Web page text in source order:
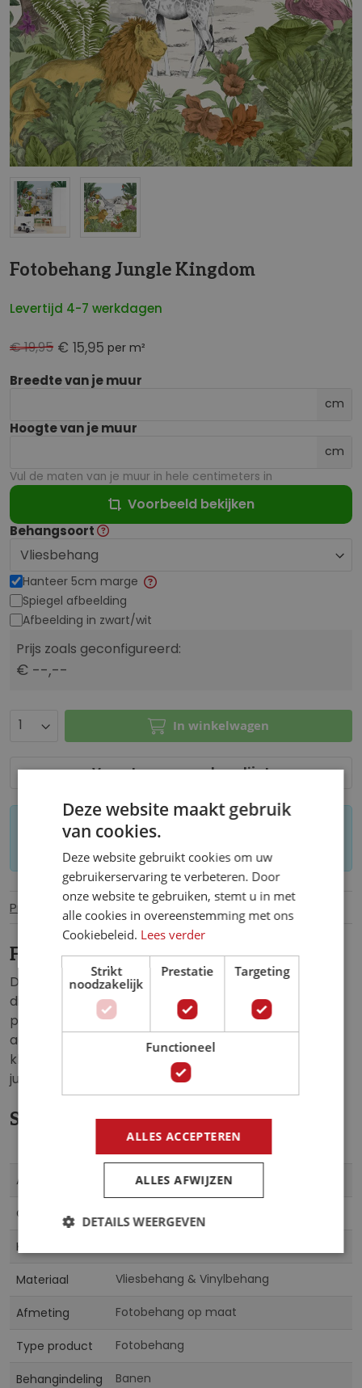
Fotobehang Jungle Kingdom
Levertijd 4-7 werkdagen
€ 15,95 per m²
€ 19,95
Breedte van je muur
cm
Hoogte van je muur
cm
Vul de maten van je muur in hele centimeters in
Voorbeeld bekijken
Behangsoort
Hanteer 5cm marge
Spiegel afbeelding
Afbeelding in zwart/wit
Prijs zoals geconfigureerd:
€ --,--
In winkelwagen
Voeg toe aan verlanglijst
Let op: op maat gemaakt behang kan niet
Productinformatie Specificaties
Fotobehang Jungle Kingdom
Dit prachtige fotobehang is bekleed met jungle
dieren. Op de voorgrond van het behang is in
prachtige waterkleuren getekend. Op de
achtergrond bevindt zich een in het wit, grijze
kleurenpalet. Met dit behang breng je in no-time het
jungle gevoel binnenshuis.
Specificaties
Artikelnummer Dis-011
Collectie
Kleur
Materiaal Vliesbehang & Vinylbehang
Afmeting Fotobehang op maat
Type product Fotobehang
Behangindeling Banen
Deze website maakt gebruik
van cookies.
Deze website gebruikt cookies om uw
gebruikerservaring te verbeteren. Door
onze website te gebruiken, stemt u in met
alle cookies in overeenstemming met ons
Cookiebeleid. Lees verder
Strikt
noodzakelijk
Prestatie Targeting
Functioneel
ALLES ACCEPTEREN
ALLES AFWIJZEN
DETAILS WEERGEVEN